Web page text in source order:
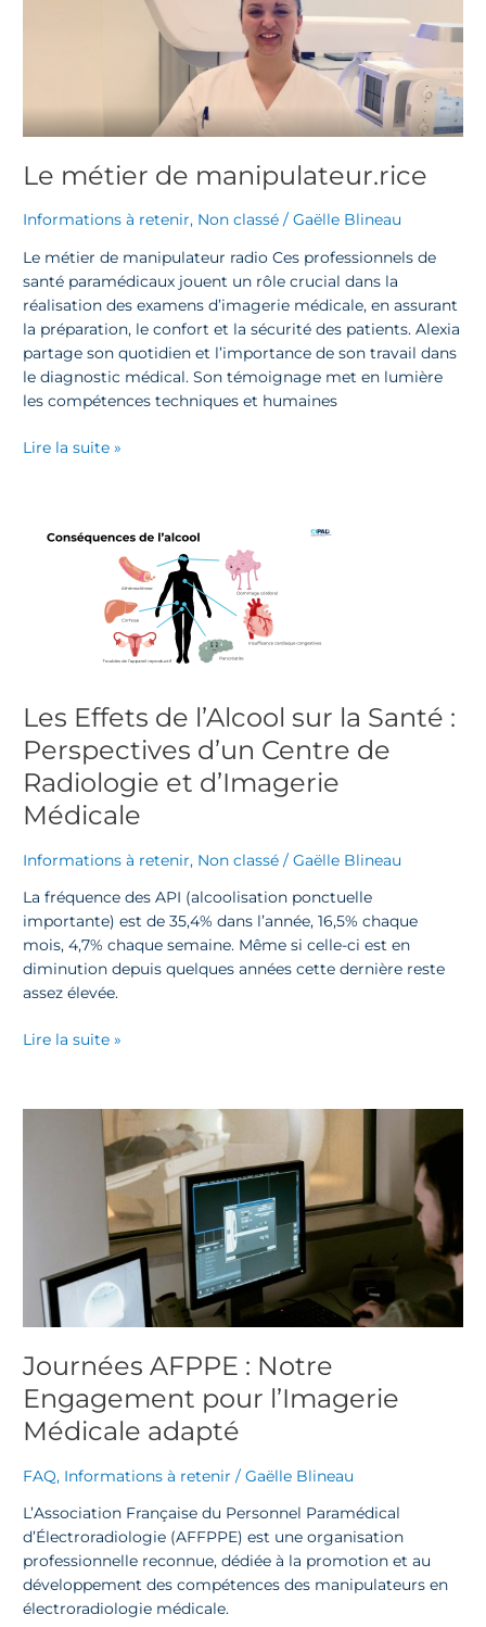
Le métier de manipulateur.rice
Informations à retenir, Non classé /Gaëlle Blineau
Le métier de manipulateur radio Ces professionnels de
santé paramédicaux jouent un rôle crucial dans la
réalisation des examens d’imagerie médicale, en assurant
la préparation, le confort et la sécurité des patients. Alexia
partage son quotidien et l’importance de son travail dans
le diagnostic médical. Son témoignage met en lumière
les compétences techniques et humaines
Lire la suite »
Les Effets de l’Alcool sur la Santé :
Perspectives d’un Centre de
Radiologie et d’Imagerie
Médicale
Informations à retenir, Non classé /Gaëlle Blineau
La fréquence des API (alcoolisation ponctuelle
importante) est de 35,4% dans l’année, 16,5% chaque
mois, 4,7% chaque semaine. Même si celle-ci est en
diminution depuis quelques années cette dernière reste
assez élevée.
Perspectives
d’un
de
Radiologie
d’Imagerie
Lire la suite »
Journées AFPPE : Notre
Engagement pour l’Imagerie
Médicale adapté
FAQ, Informations à retenir /Gaëlle Blineau
L’Association Française du Personnel Paramédical
d’Électroradiologie (AFFPPE) est une organisation
professionnelle reconnue, dédiée à la promotion et au
développement des compétences des manipulateurs en
électroradiologie médicale.
Engagement
l’Imagerie
Médicale
adapté